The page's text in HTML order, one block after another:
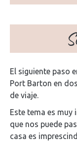
El siguiente paso
Port Barton en
de viaje.
Este tema es
que nos puede
casa es